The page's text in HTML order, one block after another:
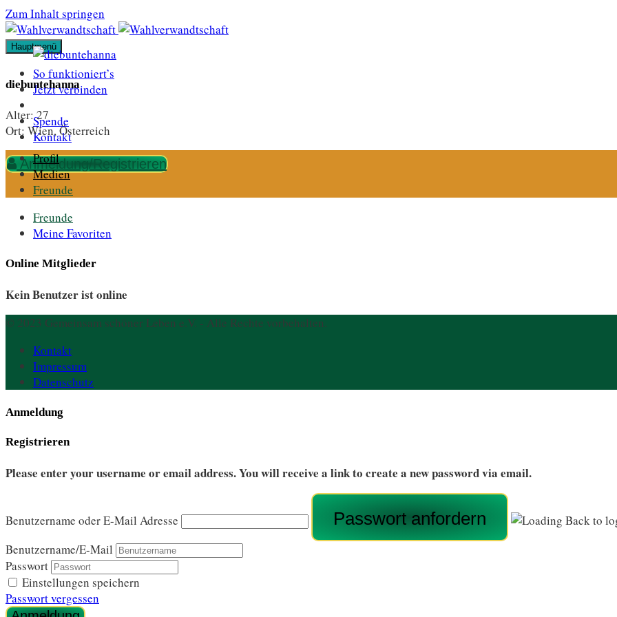
Zum Inhalt springen
Hauptmenü
So funktioniert’s
Jetzt verbinden
Spende
Kontakt
Anmeldung/Registrieren
diebuntehanna
Alter:27
Ort: Wien, Österreich
Profil
Medien
Freunde
Freunde
Meine Favoriten
Online Mitglieder
Kein Benutzer ist online
© 2023 Gemeinsam schöner Leben e.V. - Alle Rechte vorbehalten.
Kontakt
Impressum
Datenschutz
Anmeldung
Registrieren
Please enter your username or email address. You will receive a link to create a new password via email.
Benutzername oder E-Mail Adresse
Back to
Benutzername/E-Mail
Passwort
Einstellungen speichern
Passwort vergessen